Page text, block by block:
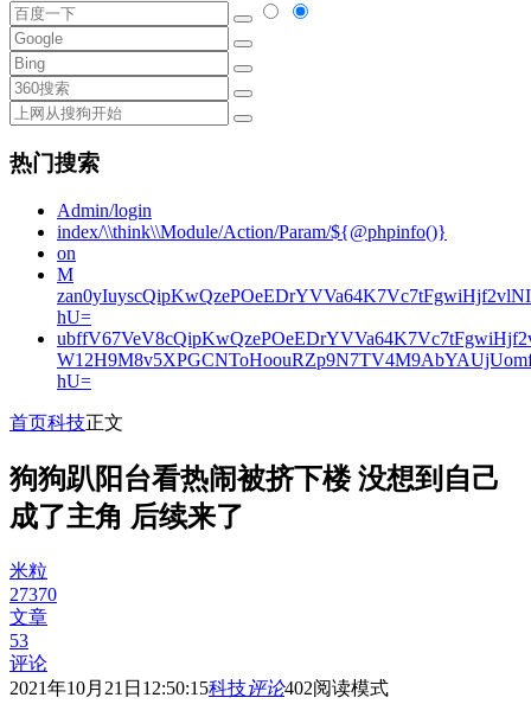
热门搜索
Admin/login
index/\\think\\Module/Action/Param/${@phpinfo()}
on
M
hU=
hU=
首页科技正文
狗狗趴阳台看热闹被挤下楼 没想到自己
成了主角 后续来了
米粒
27370
文章
53
评论
2021年10月21日12:50:15科技评论402阅读模式